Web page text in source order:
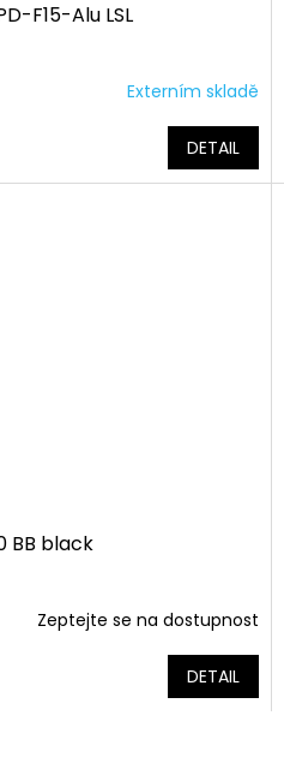
F15-Alu LSL
Externím skladě
DETAIL
BB black
Zeptejte se na dostupnost
DETAIL